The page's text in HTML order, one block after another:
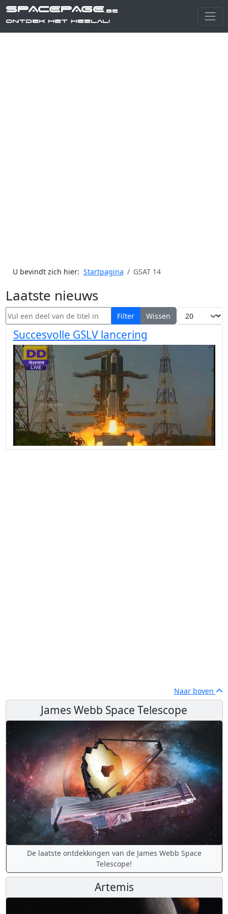
SPACEPAGE.be
Ontdek het heelal!
U bevindt zich hier: Startpagina GSAT 14
Laatste nieuws
Vul een deel van de titel in Filter Wissen Toon #
Succesvolle GSLV lancering
Naar boven
James Webb Space Telescope
De laatste ontdekkingen van de James Webb Space
Telescope!
Artemis